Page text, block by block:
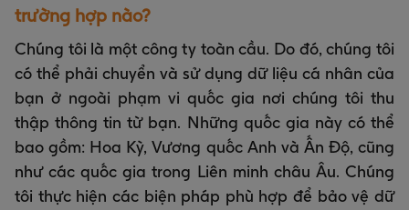
trường hợp nào?
Chúng tôi là một công ty toàn cầu. Do đó, chúng tôi
có thể phải chuyển và sử dụng dữ liệu cá nhân của
bạn ở ngoài phạm vi quốc gia nơi chúng tôi thu
thập thông tin từ bạn. Những quốc gia này có thể
bao gồm: Hoa Kỳ, Vương quốc Anh và Ấn Độ, cũng
như các quốc gia trong Liên minh châu Âu. Chúng
tôi thực hiện các biện pháp phù hợp để bảo vệ dữ